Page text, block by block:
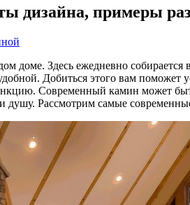
дизайна, примеры
доме. Здесь ежедневно
Добиться этого вам поможет
Современный камин может
душу. Рассмотрим самые